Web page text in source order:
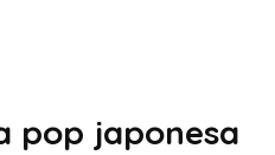
pop japonesa